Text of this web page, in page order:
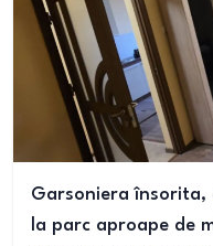
Garsoniera însorita,
la parc aproape de